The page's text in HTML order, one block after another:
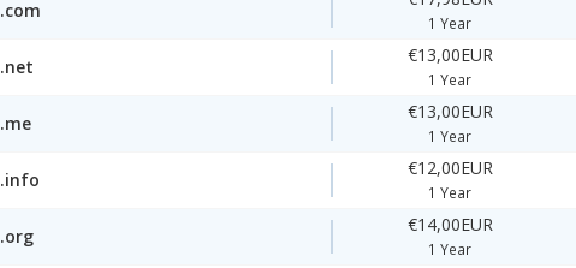
.com
1 Year
.net
€13,00EUR
1 Year
.me
€13,00EUR
1 Year
.info
€12,00EUR
1 Year
.org
€14,00EUR
1 Year